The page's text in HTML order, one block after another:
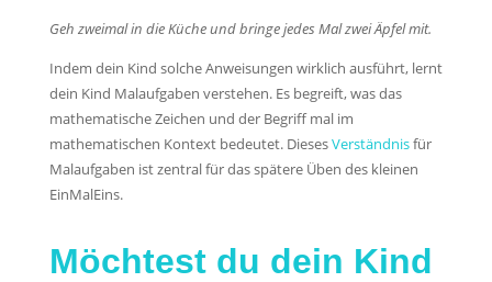
Geh zweimal in die Küche und bringe jedes Mal zwei Äpfel mit.
Indem dein Kind solche Anweisungen wirklich ausführt, lernt
dein Kind Malaufgaben verstehen. Es begreift, was das
mathematische Zeichen und der Begriff mal im
mathematischen Kontext bedeutet. DiesesVerständnisfür
Malaufgaben ist zentral für das spätere Üben des kleinen
EinMalEins.
Möchtest du dein Kind